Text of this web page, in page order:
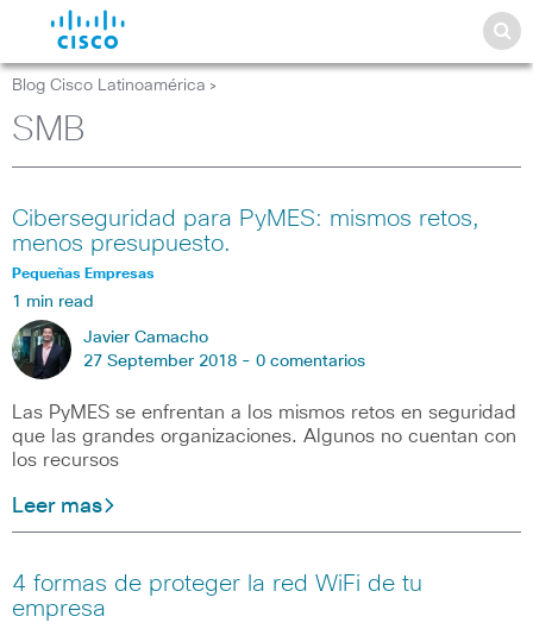
Blog Cisco Latinoamérica >
SMB
Ciberseguridad para PyMES: mismos retos,
menos presupuesto.
Pequeñas Empresas
1 min read
Javier Camacho
27 September 2018 - 0 comentarios
Las PyMES se enfrentan a los mismos retos en seguridad
que las grandes organizaciones. Algunos no cuentan con
los recursos
Leer mas
4 formas de proteger la red WiFi de tu
empresa